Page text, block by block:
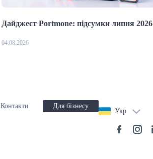
Дайджест Portmone: підсумки липня 2026
04.08.2026
Контакти Для бізнесу
Укр